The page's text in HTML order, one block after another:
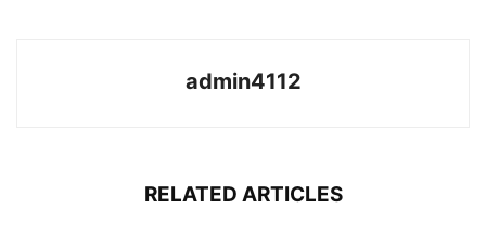
admin4112
RELATED ARTICLES